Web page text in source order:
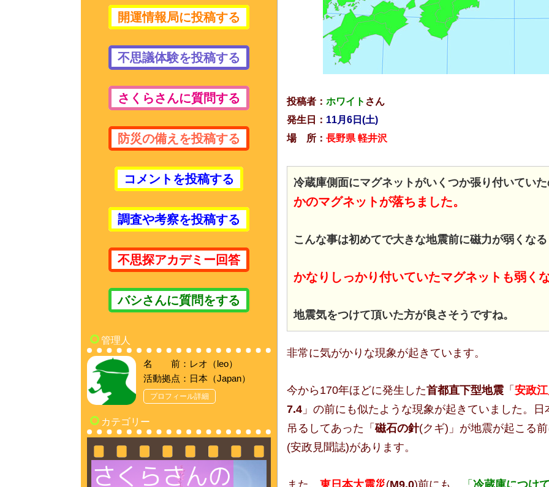
投稿者： ホワイト さん
発生日： 11月6日(土)
場 所： 長野県 軽井沢
冷蔵庫側面にマグネットがいくつか張り付いてい
かのマグネットが落ちました。
こんな事は初めてで大きな地震前に磁力が弱くな
かなりしっかり付いていたマグネットも弱く
地震気をつけて頂いた方が良さそうですね。
非常に気がかりな現象が起きています。
今から170年ほどに発生した首都直下型地震 「 安政
7.4 」の前にも似たような現象が起きていました。
吊るしてあった「磁石の針(クギ)」が地震が起こる
(安政見聞誌)があります。
開運情報局に投稿する
不思議体験を投稿する
さくらさんに質問する
防災の備えを投稿する
コメントを投稿する
調査や考察を投稿する
不思探アカデミー回答
バシさんに質問をする
管理人
名 前：レオ（leo）
活動拠点：日本（Japan）
プロフィール詳細
カテゴリー